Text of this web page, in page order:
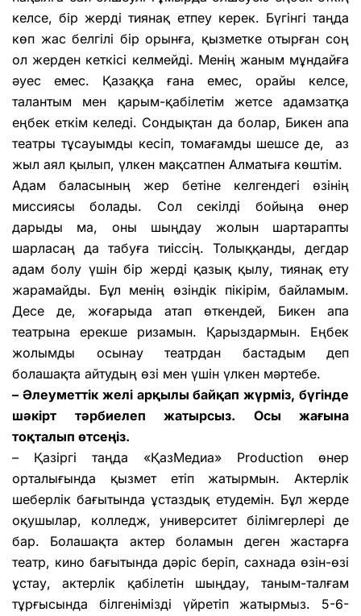
келсе, бір жерді тиянақ етпеу керек. Бүгінгі таңда
көп жас белгілі бір орынға, қызметке отырған соң
ол жерден кеткісі келмейді. Менің жаным мұндайға
әуес емес. Қазаққа ғана емес, орайы келсе,
талантым мен қарым-қабілетім жетсе адамзатқа
еңбек еткім келеді. Сондықтан да болар, Бикен апа
театры тұсауымды кесіп, томағамды шешсе де, аз
жыл аял қылып, үлкен мақсатпен Алматыға көштім.
Адам баласының жер бетіне келгендегі өзінің
миссиясы болады. Сол секілді бойыңа өнер
дарыды ма, оны шыңдау жолын шартарапты
шарласаң да табуға тиіссің. Толыққанды, дегдар
адам болу үшін бір жерді қазық қылу, тиянақ ету
жарамайды. Бұл менің өзіндік пікірім, байламым.
Десе де, жоғарыда атап өткендей, Бикен апа
театрына ерекше ризамын. Қарыздармын. Еңбек
жолымды осынау театрдан бастадым деп
болашақта айтудың өзі мен үшін үлкен мәртебе.
– Әлеуметтік желі арқылы байқап жүрміз, бүгінде
шәкірт тәрбиелеп жатырсыз. Осы жағына
тоқталып өтсеңіз.
– Қазіргі таңда «ҚазМедиа» Production өнер
орталығында қызмет етіп жатырмын. Актерлік
шеберлік бағытында ұстаздық етудемін. Бұл жерде
оқушылар, колледж, университет білімгерлері де
бар. Болашақта актер боламын деген жастарға
театр, кино бағытында дәріс беріп, сахнада өзін-өзі
ұстау, актерлік қабілетін шыңдау, таным-талғам
тұрғысында білгенімізді үйретіп жатырмыз. 5-6-